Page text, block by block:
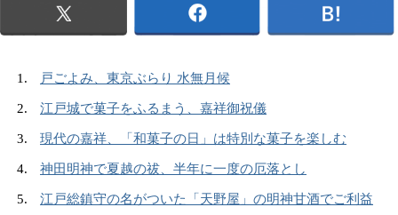
戸ごよみ、東京ぶらり 水無月候
江戸城で菓子をふるまう、嘉祥御祝儀
現代の嘉祥、「和菓子の日」は特別な菓子を楽しむ
神田明神で夏越の祓、半年に一度の厄落とし
江戸総鎮守の名がついた「天野屋」の明神甘酒でご利益